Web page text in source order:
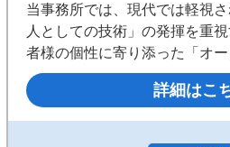
当事務所では、現代では軽視
人としての技術」の発揮を重
者様の個性に寄り添った「オ
心がけており、画一的な対応
は田町駅徒歩6分の場所に所在
論、裁判所の所在する霞ヶ関
詳細はこ